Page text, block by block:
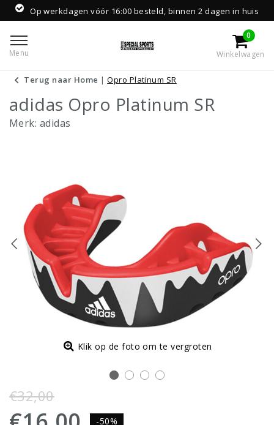
Op werkdagen vóór 16:00 besteld, binnen 2 dagen in huis
Menu
0
Winkelwagen
Terug naar Home |Opro Platinum SR
adidas Opro Platinum SR
Merk: adidas
Klik op de foto om te vergroten
€32,00
-50%